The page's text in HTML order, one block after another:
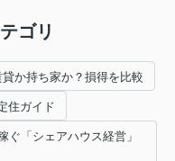
ゴリ
貸か持ち家か？損得を比較
住ガイド
ぐ「シェアハウス経営」